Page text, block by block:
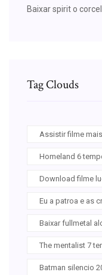
Baixar spirit o
Tag Clouds
Assistir filme
Homeland 6
Download filme
Eu a patroa e as
Baixar fullmetal
The mentalist 7
Batman silencio